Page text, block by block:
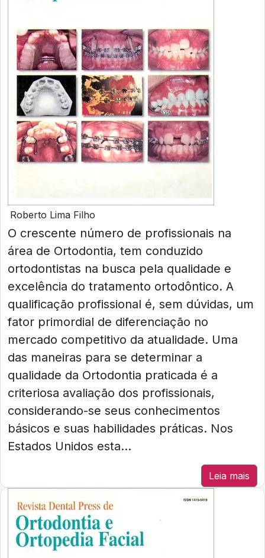
Roberto Lima Filho
O crescente número de profissionais na
área de Ortodontia, tem conduzido
ortodontistas na busca pela qualidade e
excelência do tratamento ortodôntico. A
qualificação profissional é, sem dúvidas, um
fator primordial de diferenciação no
mercado competitivo da atualidade. Uma
das maneiras para se determinar a
qualidade da Ortodontia praticada é a
criteriosa avaliação dos profissionais,
considerando-se seus conhecimentos
básicos e suas habilidades práticas. Nos
Estados Unidos esta...
Leia mais